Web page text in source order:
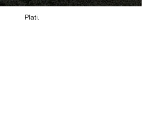
Plati.